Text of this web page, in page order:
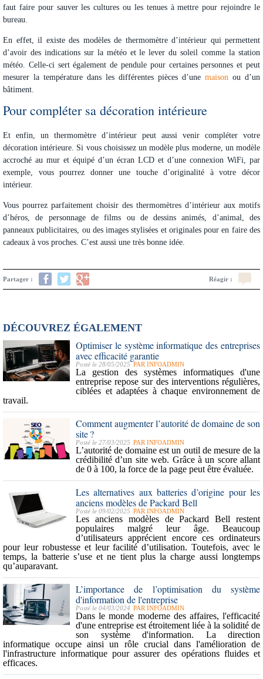
faut faire pour sauver les cultures ou les tenues à mettre pour rejoindre le
bureau.
En effet, il existe des modèles de thermomètre d’intérieur qui permettent
d’avoir des indications sur la météo et le lever du soleil comme la station
météo. Celle-ci sert également de pendule pour certaines personnes et peut
mesurer la température dans les différentes pièces d’une maison ou d’un
bâtiment.
Pour compléter sa décoration intérieure
Et enfin, un thermomètre d’intérieur peut aussi venir compléter votre
décoration intérieure. Si vous choisissez un modèle plus moderne, un modèle
accroché au mur et équipé d’un écran LCD et d’une connexion WiFi, par
exemple, vous pourrez donner une touche d’originalité à votre décor
intérieur.
Vous pourrez parfaitement choisir des thermomètres d’intérieur aux motifs
d’héros,de personnage de films ou de dessins animés, d’animal, des
panneaux publicitaires, ou des images stylisées et originales pour en faire des
cadeaux à vos proches. C’est aussi une très bonne idée.
Partager : Réagir :
DÉCOUVREZ ÉGALEMENT
Optimiser le système informatique des entreprises
avec efficacité garantie
Posté le 28/05/2025 PARINFOADMIN
La gestion des systèmes informatiques d'une
entreprise repose sur des interventions régulières,
ciblées et adaptées à chaque environnement de
travail.
Comment augmenter l’autorité de domaine de son
site ?
Posté le 27/03/2025 PARINFOADMIN
L’autorité de domaineest un outil de mesure de la
crédibilité d’un site web. Grâce à un score allant
de 0 à 100, la force de la page peut être évaluée.
Les alternatives aux batteries d’origine pour les
anciens modèles de Packard Bell
Posté le 09/02/2025 PARINFOADMIN
Les anciens modèles de Packard Bell restent
populaires malgré leur âge. Beaucoup
d’utilisateurs apprécient encore ces ordinateurs
pour leur robustesse et leur facilité d’utilisation. Toutefois, avec le
temps, la batterie s’use et ne tient plus la charge aussi longtemps
qu’auparavant.
L’importance de l’optimisation du système
d'information de l'entreprise
Posté le 04/03/2024 PARINFOADMIN
Dans le monde moderne des affaires, l'efficacité
d'une entreprise est étroitement liée à la solidité de
son système d'information. La direction
informatique occupe ainsi un rôle crucial dans l'amélioration de
l'infrastructure informatique pour assurer des opérations fluides et
efficaces.